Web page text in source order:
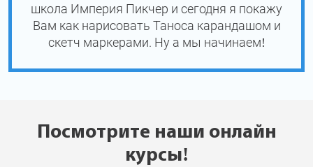
школа Империя Пикчер и сегодня я покажу
Вам как нарисовать Таноса карандашом и
скетч маркерами. Ну а мы начинаем!
Посмотрите наши онлайн
курсы!